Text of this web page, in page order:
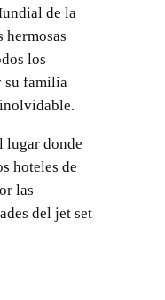
de la
hermosas
los
su familia
lugar donde
hoteles de
las
del jet set